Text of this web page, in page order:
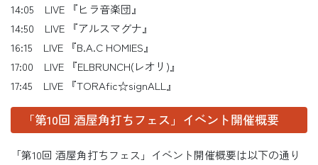
14:05 LIVE 『ヒラ音楽団』
14:50 LIVE 『アルスマグナ』
16:15 LIVE 『B.A.C HOMIES』
17:00 LIVE 『ELBRUNCH(レオリ)』
17:45 LIVE 『TORAfic☆signALL』
「第10回 酒屋角打ちフェス」イベント開催概要
「第10回 酒屋角打ちフェス」イベント開催概要は以下の通り